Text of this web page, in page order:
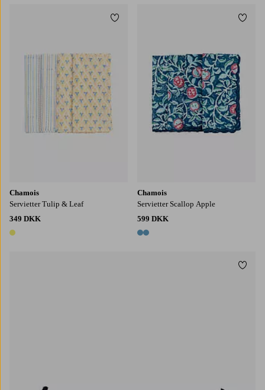
Chamois
Servietter Tulip & Leaf
349 DKK
1 farve
Tilføj til favoritter
Chamois
Servietter Scallop Apple
599 DKK
2 farver